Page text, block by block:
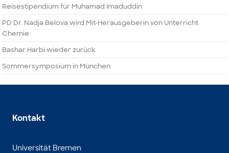
Reisestipendium für Muhamad Imaduddin
PD Dr. Nadja Belova wird Mit-Herausgeberin von Unterricht
Chemie
Bashar Harbi wieder zurück
Sommersymposium in München
Kontakt
Universität Bremen